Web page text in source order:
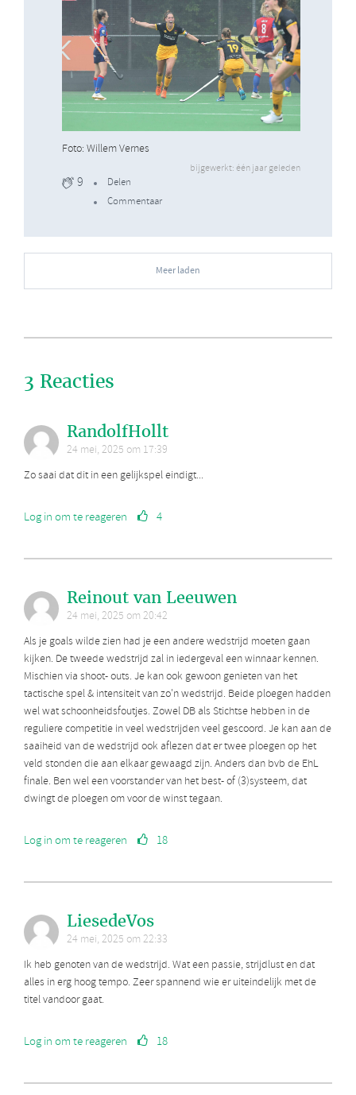
Foto: Willem Vernes
bijgewerkt: één jaar geleden
9
Delen
Commentaar
Meer laden
3 Reacties
RandolfHollt
24 mei, 2025 om 17:39
Zo saai dat dit in een gelijkspel eindigt...
Log in om te reageren 4
Reinout van Leeuwen
24 mei, 2025 om 20:42
Als je goals wilde zien had je een andere wedstrijd moeten gaan
kijken. De tweede wedstrijd zal in iedergeval een winnaar kennen.
Mischien via shoot- outs. Je kan ook gewoon genieten van het
tactische spel & intensiteit van zo'n wedstrijd. Beide ploegen hadden
wel wat schoonheidsfoutjes. Zowel DB als Stichtse hebben in de
reguliere competitie in veel wedstrijden veel gescoord. Je kan aan de
saaiheid van de wedstrijd ook aflezen dat er twee ploegen op het
veld stonden die aan elkaar gewaagd zijn. Anders dan bvb de EhL
finale. Ben wel een voorstander van het best- of (3)systeem, dat
dwingt de ploegen om voor de winst tegaan.
Log in om te reageren 18
LiesedeVos
24 mei, 2025 om 22:33
Ik heb genoten van de wedstrijd. Wat een passie, strijdlust en dat
alles in erg hoog tempo. Zeer spannend wie er uiteindelijk met de
titel vandoor gaat.
Log in om te reageren 18